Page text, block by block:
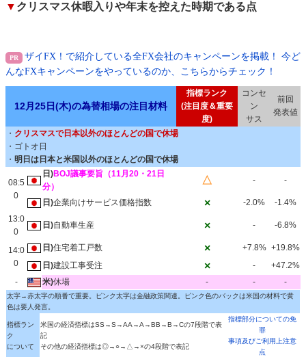
▼ クリスマス休暇入りや年末を控えた時期である点
ザイFX！で紹介している全FX会社のキャンペーンを掲載！ 今ど
んなFXキャンペーンをやっているのか、こちらからチェック！
12月25日(木)の為替相場の注目材料
指標ランク
(注目度＆重要
度)
コンセ
ン
サス
前回
発表値
・ クリスマスで日本以外のほとんどの国で休場
・ゴトオ日
・ 明日は日本と米国以外のほとんどの国で休場
08:5
0
日)BOJ議事要旨（11月20・21日
分）
△ - -
日)企業向けサービス価格指数 × -2.0%
-1.4%
13:0
0
日)自動車生産 × - -6.8%
14:0
0
日)住宅着工戸数 × +7.8% +19.8%
日)建設工事受注 × -
+47.2%
-
米)休場 - - -
太字→赤太字の順番で重要。ピンク太字は金融政策関連。ピンク色のバックは米国の材料で黄
色は要人発言。
指標ラン
ク
について
米国の経済指標はSS→S→AA→A→BB→B→Cの7段階で表
記
その他の経済指標は◎→○→△→×の4段階で表記
指標部分についての免
罪
事項及びご利用上注意
点